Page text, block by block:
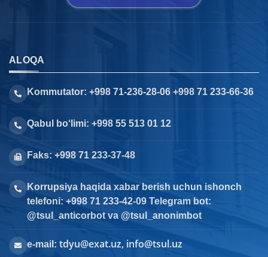
ALOQA
Kommutator: +998 71-236-28-06 +998 71 233-66-36
Qabul bo‘limi: +998 55 513 01 12
Faks: +998 71 233-37-48
Korrupsiya haqida xabar berish uchun ishonch
telefoni: +998 71 233-42-09 Telegram bot:
@tsul_anticorbot va @tsul_anonimbot
e-mail: tdyu@exat.uz, info@tsul.uz